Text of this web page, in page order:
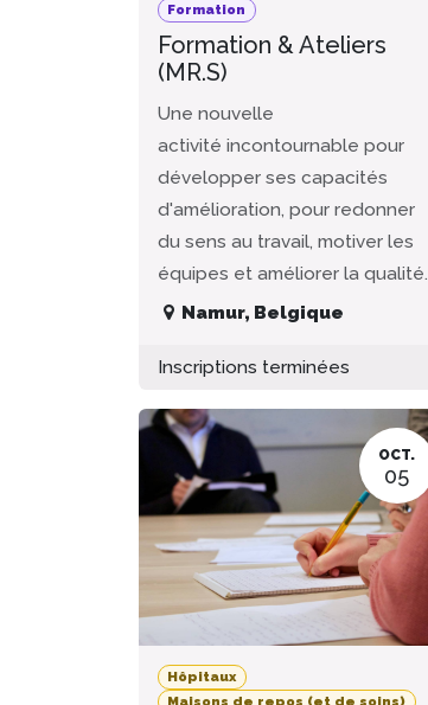
Formation
Formation & Ateliers
(MR.S)
Une nouvelle
activité incontournable pour
développer ses capacités
d'amélioration, pour redonner
du sens au travail, motiver les
équipes et améliorer la qualité.
Namur, Belgique
Inscriptions terminées
OCT.
05
Hôpitaux
Maisons de repos (et de soins)